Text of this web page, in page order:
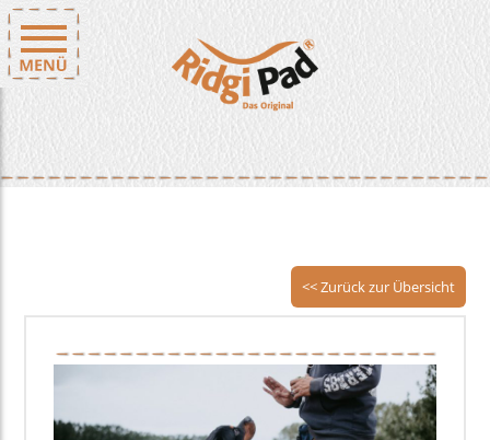
<< Zurück zur Übersicht